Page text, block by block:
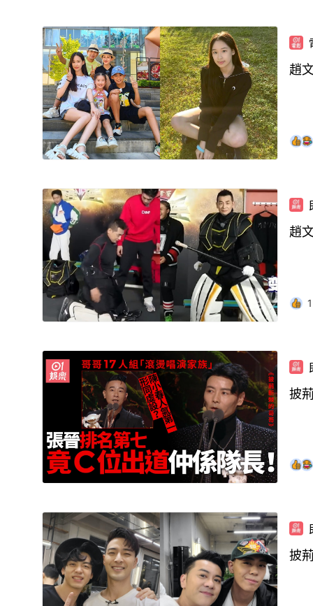
趙
趙
1
披
披